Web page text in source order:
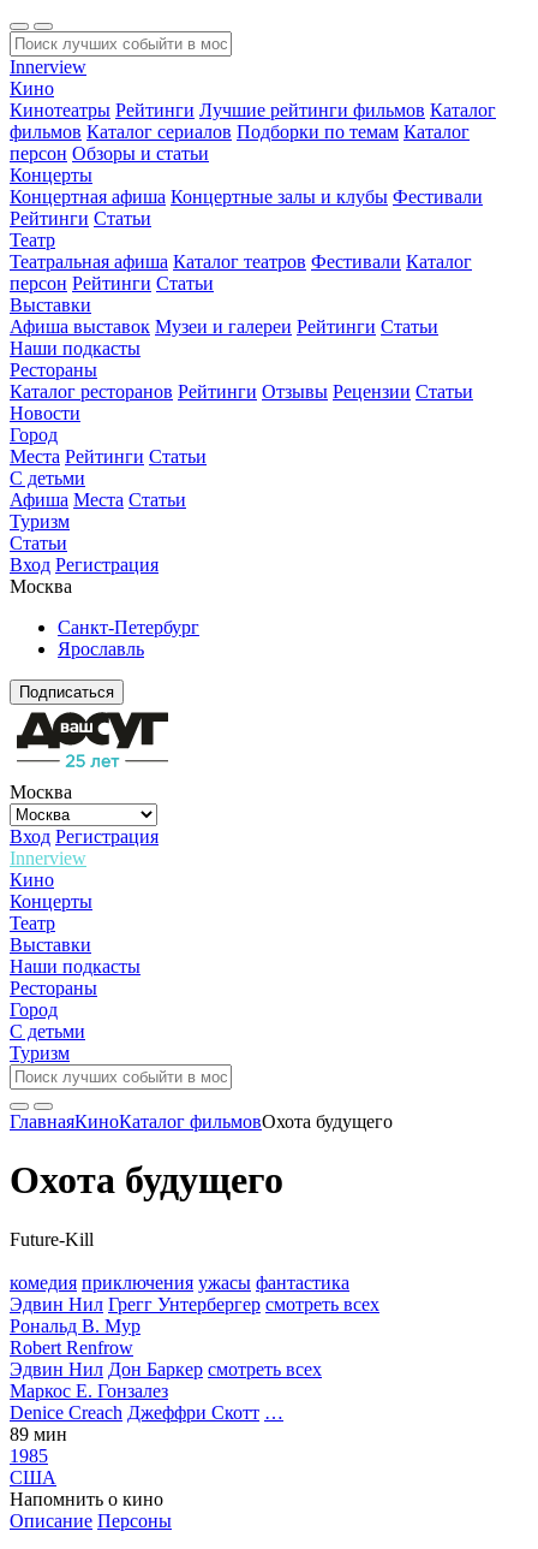
Innerview
Кино
Кинотеатры Рейтинги Лучшие рейтинги фильмов Каталог
фильмов Каталог сериалов Подборки по темам Каталог
персон Обзоры и статьи
Концерты
Концертная афиша Концертные залы и клубы Фестивали
Рейтинги Статьи
Театр
Театральная афиша Каталог театров Фестивали Каталог
персон Рейтинги Статьи
Выставки
Афиша выставок Музеи и галереи Рейтинги Статьи
Наши подкасты
Рестораны
Каталог ресторанов Рейтинги Отзывы Рецензии Статьи
Новости
Город
Места Рейтинги Статьи
С детьми
Афиша Места Статьи
Туризм
Статьи
Вход Регистрация
Москва
Санкт-Петербург
Ярославль
Подписаться
Москва
Вход Регистрация
Innerview
Кино
Концерты
Театр
Выставки
Наши подкасты
Рестораны
Город
С детьми
Туризм
ГлавнаяКиноКаталог фильмовОхота будущего
Охота будущего
Future-Kill
комедия приключения ужасы фантастика
Эдвин Нил Грегг Унтербергер смотреть всех
Рональд В. Мур
Robert Renfrow
Эдвин Нил Дон Баркер смотреть всех
Маркос Е. Гонзалез
Denice Creach Джеффри Скотт …
89 мин
1985
США
Напомнить о кино
Описание Персоны